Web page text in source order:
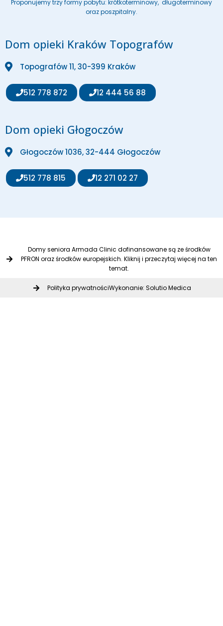
Proponujemy trzy formy pobytu: krótkoterminowy, długoterminowy
oraz poszpitalny.
Dom opieki Kraków Topografów
Topografów 11, 30-399 Kraków
512 778 872 12 444 56 88
Dom opieki Głogoczów
Głogoczów 1036, 32-444 Głogoczów
512 778 815 12 271 02 27
Domy seniora Armada Clinic dofinansowane są ze środków
PFRON oraz środków europejskich. Kliknij i przeczytaj więcej na ten
temat.
Polityka prywatnościWykonanie: Solutio Medica